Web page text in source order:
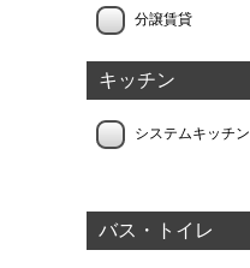
分譲賃貸
キッチン
システムキッチン
バス・トイレ